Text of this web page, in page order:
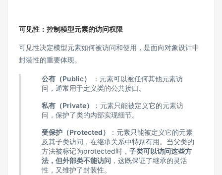
可见性：控制模型元素的访问权限
可见性决定模型元素如何被访问和使用，是面向对象设计中
封装性的重要体现。
公有（Public）
：元素可以被任何其他元素访
问，通常用于定义类的公共接口。
私有（Private）
：元素只能被定义它的元素访
问，保护了类的内部实现细节。
受保护（Protected）
：元素只能被定义它的元素
及其子类访问，在继承关系中特别有用。当父类的
方法被标记为protected时， 子类可以访问这些方
法，但外部类不能访问，这既保证了继承的灵活
性，又维护了封装性。